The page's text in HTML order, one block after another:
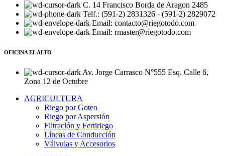
C. 14 Francisco Borda de Aragon 2485
Telf.: (591-2) 2831326 - (591-2) 2829072
Email: contacto@riegotodo.com
Email: rmaster@riegotodo.com
OFICINA EL ALTO
Av. Jorge Carrasco N°555 Esq. Calle 6,
Zona 12 de Octubre
AGRICULTURA
Riego por Goteo
Riego por Aspersión
Filtración y Fertiriego
Líneas de Conducción
Válvulas y Accesorios